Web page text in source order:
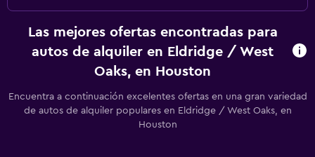
Las mejores ofertas encontradas para
autos de alquiler en Eldridge / West
Oaks, en Houston
Encuentra a continuación excelentes ofertas en una gran variedad
de autos de alquiler populares en Eldridge / West Oaks, en
Houston